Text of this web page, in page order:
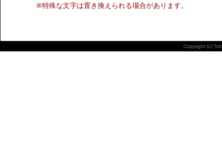
※特殊な文字は置き換えられる場合があります。
Copyright (c)